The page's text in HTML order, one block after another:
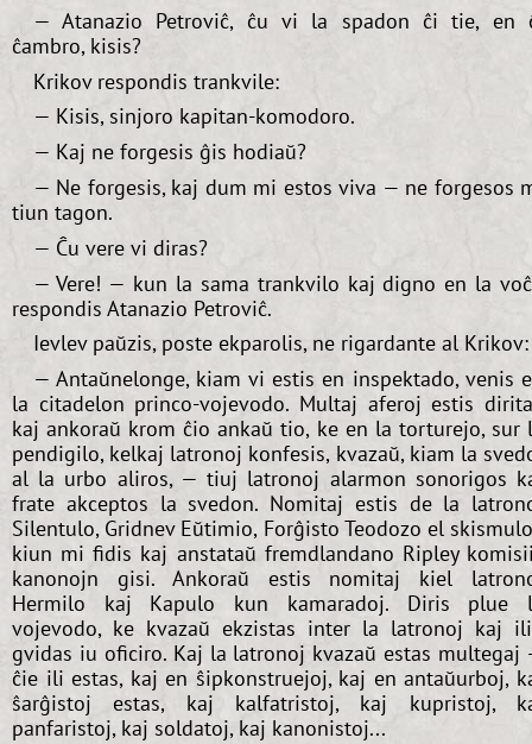
— Atanazio Petroviĉ, ĉu vi la spadon ĉi tie, en
ĉambro, kisis?
Krikov respondis trankvile:
— Kisis, sinjoro kapitan-komodoro.
— Kaj ne forgesis ĝis hodiaŭ?
— Ne forgesis, kaj dum mi estos viva — ne forgesos
tiun tagon.
— Ĉu vere vi diras?
— Vere! — kun la sama trankvilo kaj digno en la
respondis Atanazio Petroviĉ.
Ievlev paŭzis, poste ekparolis, ne rigardante al Krikov:
— Antaŭnelonge, kiam vi estis en inspektado, venis
la citadelon princo-vojevodo. Multaj aferoj estis
kaj ankoraŭ krom ĉio ankaŭ tio, ke en la torturejo, sur
pendigilo, kelkaj latronoj konfesis, kvazaŭ, kiam la
al la urbo aliros, — tiuj latronoj alarmon sonorigos
frate akceptos la svedon. Nomitaj estis de la
Silentulo, Gridnev Eŭtimio, Forĝisto Teodozo el
kiun mi fidis kaj anstataŭ fremdlandano Ripley
kanonojn gisi. Ankoraŭ estis nomitaj kiel
Hermilo kaj Kapulo kun kamaradoj. Diris plue
vojevodo, ke kvazaŭ ekzistas inter la latronoj kaj
gvidas iu oficiro. Kaj la latronoj kvazaŭ estas multegaj
ĉie ili estas, kaj en ŝipkonstruejoj, kaj en antaŭurboj,
ŝarĝistoj estas, kaj kalfatristoj, kaj kupristoj,
panfaristoj, kaj soldatoj, kaj kanonistoj...